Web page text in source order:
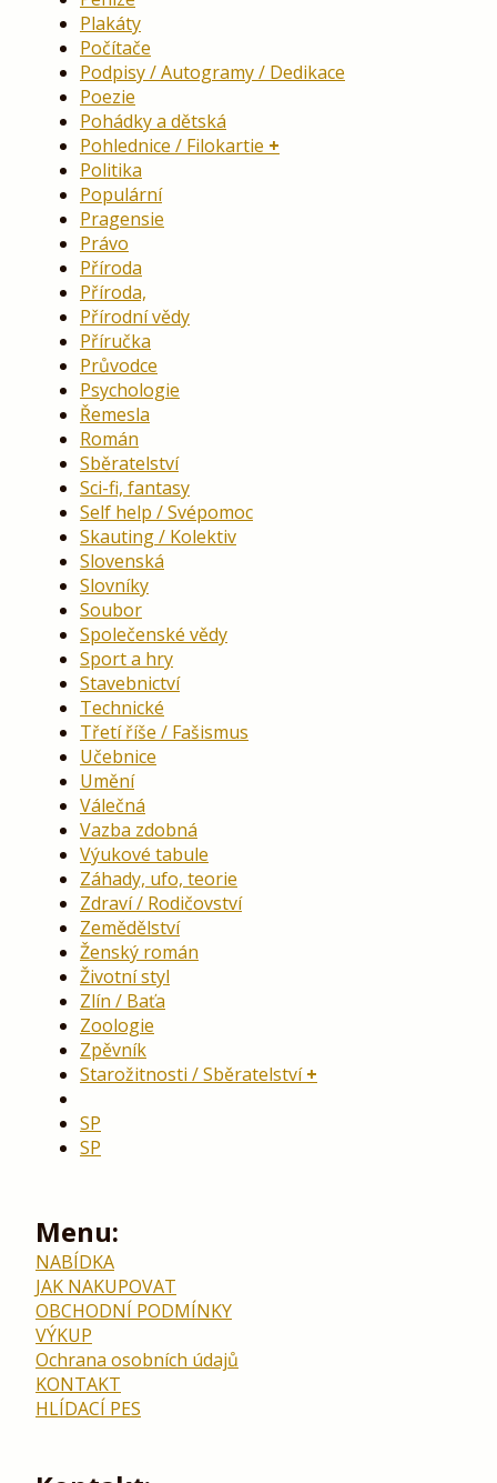
Plakáty
Počítače
Podpisy / Autogramy / Dedikace
Poezie
Pohádky a dětská
Pohlednice / Filokartie
Politika
Populární
Pragensie
Právo
Příroda
Příroda,
Přírodní vědy
Příručka
Průvodce
Psychologie
Řemesla
Román
Sběratelství
Sci-fi, fantasy
Self help / Svépomoc
Skauting / Kolektiv
Slovenská
Slovníky
Soubor
Společenské vědy
Sport a hry
Stavebnictví
Technické
Třetí říše / Fašismus
Učebnice
Umění
Válečná
Vazba zdobná
Výukové tabule
Záhady, ufo, teorie
Zdraví / Rodičovství
Zemědělství
Ženský román
Životní styl
Zlín / Baťa
Zoologie
Zpěvník
Starožitnosti / Sběratelství
SP
SP
Menu:
NABÍDKA
JAK NAKUPOVAT
OBCHODNÍ PODMÍNKY
VÝKUP
Ochrana osobních údajů
KONTAKT
HLÍDACÍ PES